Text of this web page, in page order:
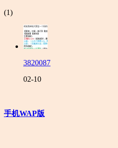
(1)
3820087
02-10
手机WAP版